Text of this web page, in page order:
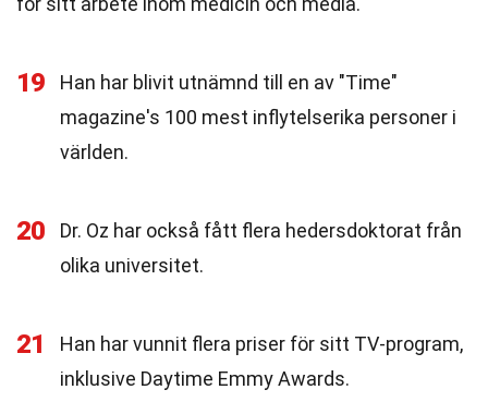
19
Han har blivit utnämnd till en av "Time"
magazine's 100 mest inflytelserika personer i
världen.
20
Dr. Oz har också fått flera hedersdoktorat från
olika universitet.
21
Han har vunnit flera priser för sitt TV-program,
inklusive Daytime Emmy Awards.